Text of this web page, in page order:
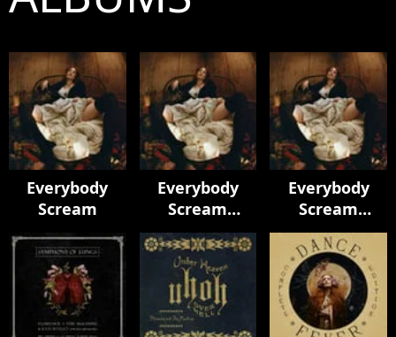
Everybody
Scream
Everybody
Scream
(Chamber
Version)
Everybody
Scream
(Chamber
Version)